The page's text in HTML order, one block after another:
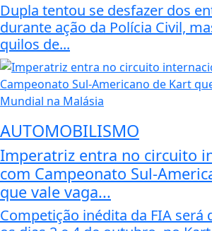
Dupla tentou se desfazer dos
durante ação da Polícia Civil,
quilos de...
AUTOMOBILISMO
Imperatriz entra no circuito
com Campeonato Sul-
que vale vaga...
Competição inédita da FIA será